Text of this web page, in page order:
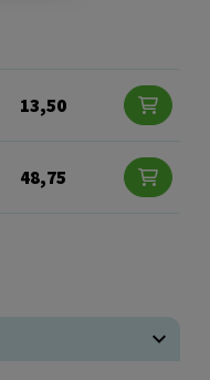
13,50
48,75